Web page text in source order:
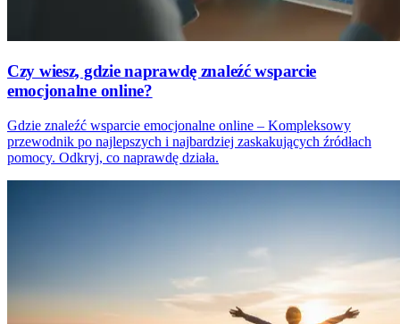
Czy wiesz, gdzie naprawdę znaleźć wsparcie
emocjonalne online?
Gdzie znaleźć wsparcie emocjonalne online – Kompleksowy
przewodnik po najlepszych i najbardziej zaskakujących źródłach
pomocy. Odkryj, co naprawdę działa.